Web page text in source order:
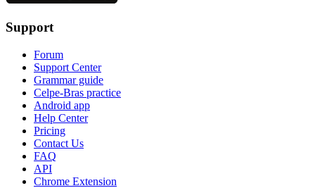
Support
Forum
Support Center
Grammar guide
Celpe-Bras practice
Android app
Help Center
Pricing
Contact Us
FAQ
API
Chrome Extension